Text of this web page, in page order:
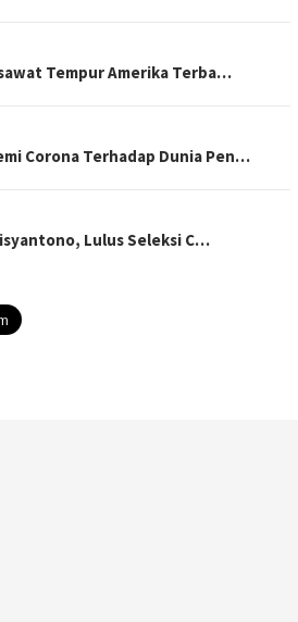
Tempur Amerika Terba…
Corona Terhadap Dunia Pen…
Lulus Seleksi C…